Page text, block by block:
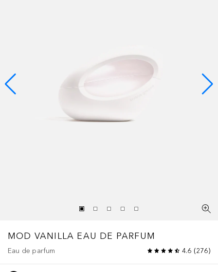
MOD VANILLA EAU DE PARFUM
Eau de parfum 4.6 (276)